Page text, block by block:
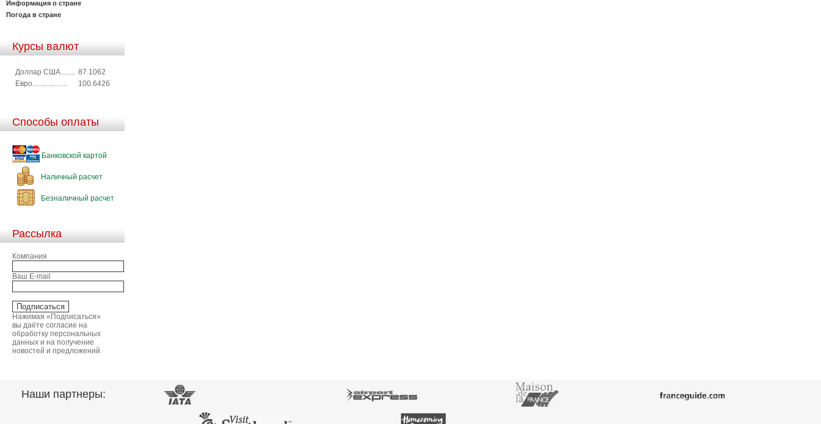
Информация о стране
Погода в стране
Курсы валют
Доллар США........ 87.1062
Евро...................
100.6426
Способы оплаты
Банковской картой
Наличный расчет
Безналичный расчет
Рассылка
Компания
Ваш E-mail
Нажимая «Подписаться»
вы даёте согласие на
обработку персональных
данных и на получение
новостей и предложений
Наши партнеры: